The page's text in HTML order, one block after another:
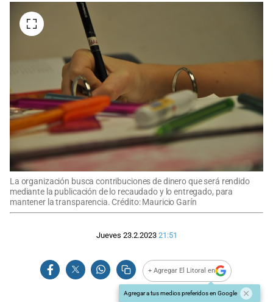
La organización busca contribuciones de dinero que será rendido
mediante la publicación de lo recaudado y lo entregado, para
mantener la transparencia. Crédito: Mauricio Garín
Jueves 23.2.2023 21:51
+ Agregar El Litoral en
Agregar a tus medios preferidos en Google